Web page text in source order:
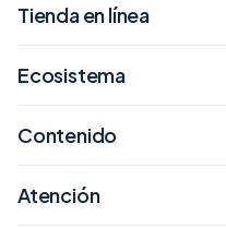
Tienda en línea
Ecosistema
Contenido
Atención